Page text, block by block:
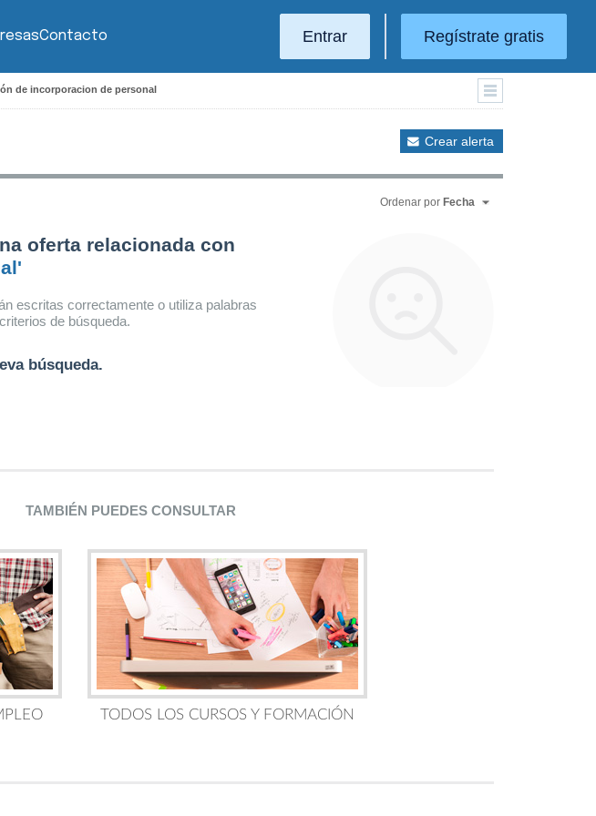
Contacto Entrar Regístrate gratis
de incorporacion de personal
Crear alerta
Ordenar por Fecha
oferta relacionada con
escritas correctamente o utiliza palabras
de búsqueda.
búsqueda.
TAMBIÉN PUEDES CONSULTAR
TODOS LOS CURSOS Y FORMACIÓN